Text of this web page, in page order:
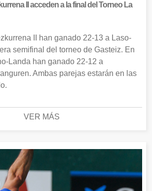
II acceden a la final del Torneo La
II han ganado 22-13 a Laso-
semifinal del torneo de Gasteiz. En
Landa han ganado 22-12 a
Ambas parejas estarán en las
VER MÁS